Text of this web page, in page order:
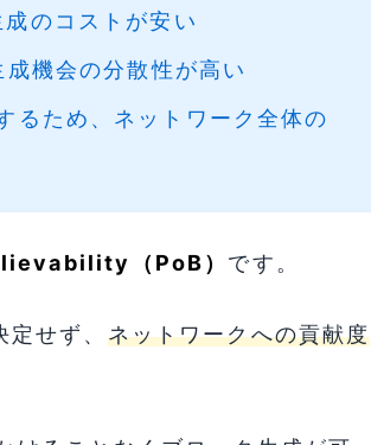
のコストが安い
機会の分散性が高い
るため、ネットワーク全体の
（PoB） です。
せず、 ネットワークへの貢献度